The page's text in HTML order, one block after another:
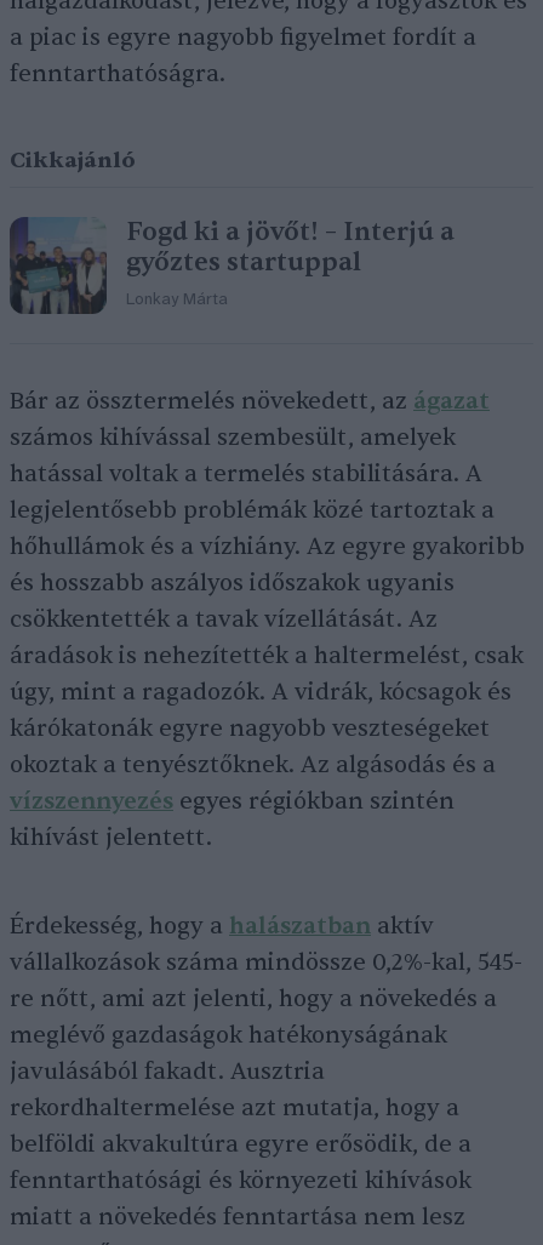
a piac is egyre nagyobb figyelmet fordít a
fenntarthatóságra.
Cikkajánló
Fogd ki a jövőt! – Interjú a
győztes startuppal
Lonkay Márta
Bár az össztermelés növekedett, az ágazat
számos kihívással szembesült, amelyek
hatással voltak a termelés stabilitására. A
legjelentősebb problémák közé tartoztak a
hőhullámok és a vízhiány. Az egyre gyakoribb
és hosszabb aszályos időszakok ugyanis
csökkentették a tavak vízellátását. Az
áradások is nehezítették a haltermelést, csak
úgy, mint a ragadozók. A vidrák, kócsagok és
kárókatonák egyre nagyobb veszteségeket
okoztak a tenyésztőknek. Az algásodás és a
vízszennyezés egyes régiókban szintén
kihívást jelentett.
Érdekesség, hogy a halászatban aktív
vállalkozások száma mindössze 0,2%-kal, 545-
re nőtt, ami azt jelenti, hogy a növekedés a
meglévő gazdaságok hatékonyságának
javulásából fakadt. Ausztria
rekordhaltermelése azt mutatja, hogy a
belföldi akvakultúra egyre erősödik, de a
fenntarthatósági és környezeti kihívások
miatt a növekedés fenntartása nem lesz